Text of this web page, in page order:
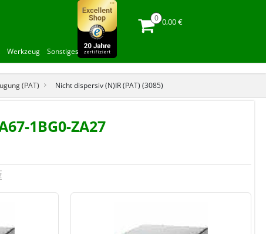
0,00 €
Werkzeug Sonstiges
(PAT) Nicht dispersiv (N)IR (PAT) (3085)
1BG0-ZA27